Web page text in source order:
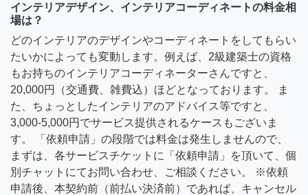
インテリアデザイン、インテリアコーディネートの料金相
場は？
どのインテリアのデザインやコーディネートをしてもらい
たいかによっても変動します。例えば、2級建築士の資格
もお持ちのインテリアコーディネーターさんですと、
20,000円（交通費、雑費込）ほどとなっております。 ま
た、ちょっとしたインテリアのアドバイス等ですと、
3,000-5,000円でサービス提供されるケースもございま
す。 「依頼申請」の段階では料金は発生しませんので、
まずは、各サービスチケットに「依頼申請」を頂いて、個
別チャットにてお問い合わせ、ご相談ください。 ※依頼
申請後、本契約前（前払い決済前）であれば、キャンセル